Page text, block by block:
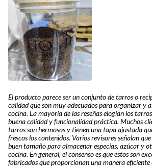
El producto parece ser un conjunto de tarros o
calidad que son muy adecuados para organizar y
cocina. La mayoría de las reseñas elogian los
buena calidad y funcionalidad práctica. Muchos
tarros son hermosos y tienen una tapa ajustada
frescos los contenidos. Varios revisores señalan
buen tamaño para almacenar especias, azúcar y
cocina. En general, el consenso es que estos son
fabricados que proporcionan una manera